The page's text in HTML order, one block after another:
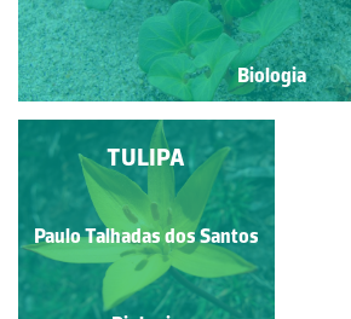
Biologia
TROMBETA-DO-
DIABO
Paulo Talhadas dos Santos
TULIPA
Paulo Talhadas dos Santos